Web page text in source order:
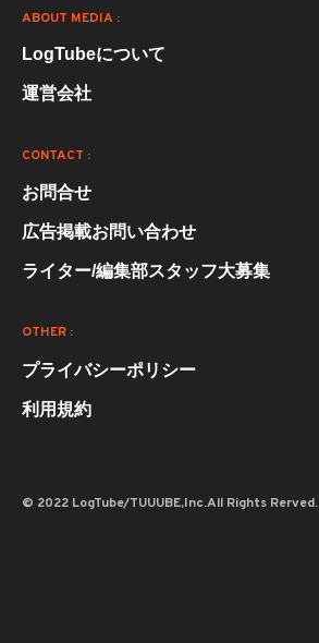
ABOUT MEDIA :
LogTubeについて
運営会社
CONTACT :
お問合せ
広告掲載お問い合わせ
ライター/編集部スタッフ大募集
OTHER :
プライバシーポリシー
利用規約
© 2022 LogTube/TUUUBE,Inc.All Rights Rerved.